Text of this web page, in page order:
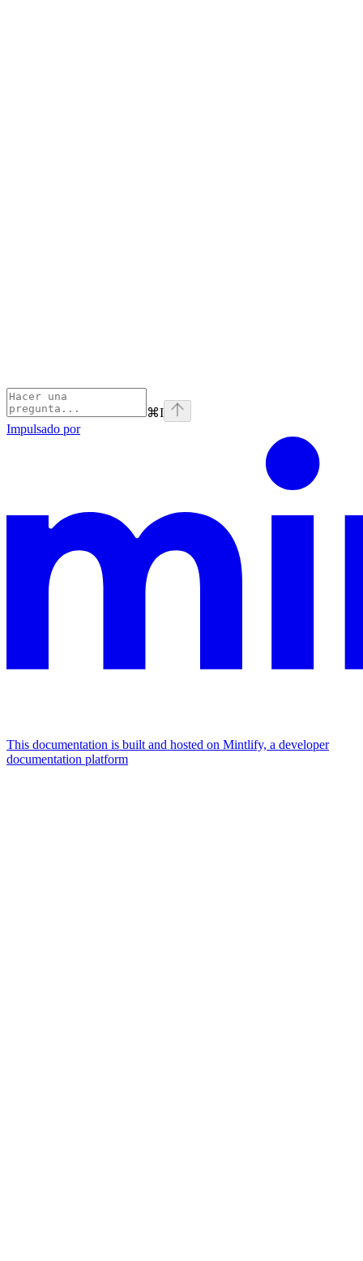
⌘I
Impulsado por
This documentation is built and hosted on Mintlify, a developer
documentation platform